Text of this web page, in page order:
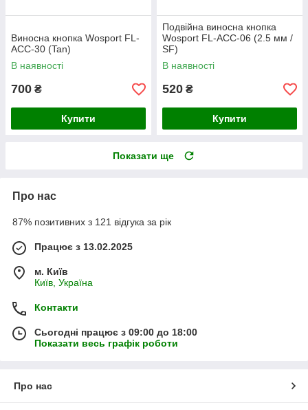
Виносна кнопка Wosport FL-
ACC-30 (Tan)
В наявності
700 ₴
Купити
Подвійна виносна кнопка
Wosport FL-ACC-06 (2.5 мм /
SF)
В наявності
520 ₴
Купити
Показати ще
Про нас
87% позитивних з 121 відгука за рік
Працює з 13.02.2025
м. Київ
Київ, Україна
Контакти
Сьогодні працює з 09:00 до 18:00
Показати весь графік роботи
Про нас